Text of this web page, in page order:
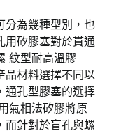
分為幾種型別，也
用矽膠塞對於貫通
紋型耐高溫膠
品材料選擇不同以
通孔型膠塞的選擇
氣相法矽膠將原
而針對於盲孔與螺